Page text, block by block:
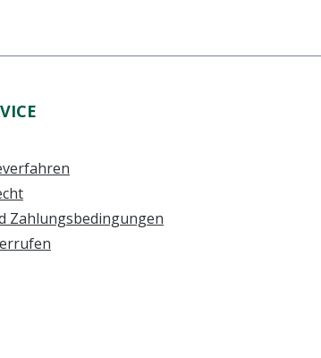
Zahlungsbedingungen